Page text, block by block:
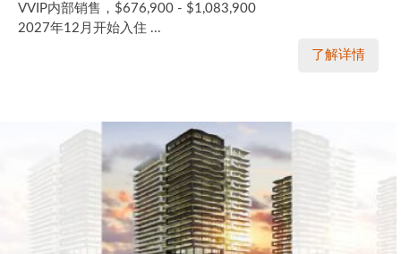
VVIP内部销售，$676,900 - $1,083,900
2027年12月开始入住 ...
了解详情